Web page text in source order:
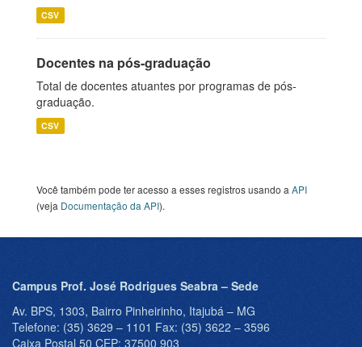
CSV
Docentes na pós-graduação
Total de docentes atuantes por programas de pós-
graduação.
CSV
Você também pode ter acesso a esses registros usando a API
(veja Documentação da API).
Campus Prof. José Rodrigues Seabra – Sede
Av. BPS, 1303, Bairro Pinheirinho, Itajubá – MG
Telefone: (35) 3629 – 1101 Fax: (35) 3622 – 3596
Caixa Postal 50 CEP: 37500 903